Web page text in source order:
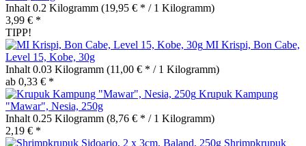
Inhalt 0.2 Kilogramm (19,95 € * / 1 Kilogramm)
3,99 € *
TIPP!
MI Krispi, Bon Cabe,
Level 15, Kobe, 30g
Inhalt 0.03 Kilogramm (11,00 € * / 1 Kilogramm)
ab 0,33 € *
Krupuk Kampung
"Mawar", Nesia, 250g
Inhalt 0.25 Kilogramm (8,76 € * / 1 Kilogramm)
2,19 € *
Shrimpkrupuk